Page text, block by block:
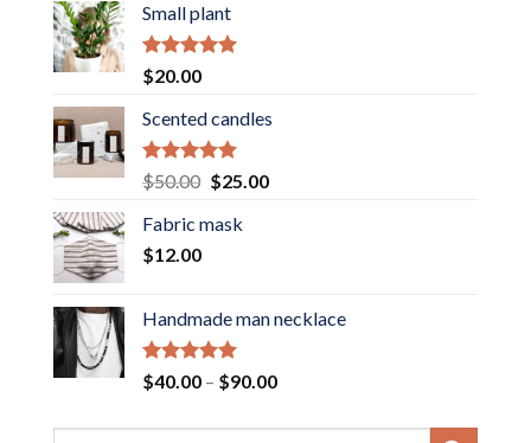
Small plant
Rated5.00
out of 5
$20.00
Scented candles
Rated5.00
out of 5
$50.00 Original
was:
$25.00Current
Fabric mask
$12.00
Handmade man necklace
Rated5.00
out of 5
$40.00 – $90.00Price
$40.00